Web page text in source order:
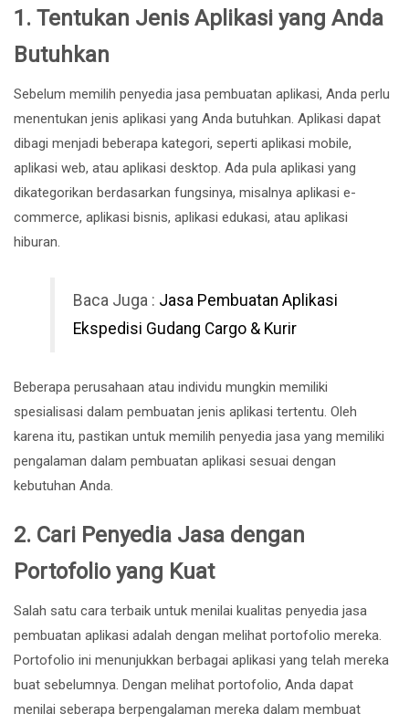
1. Tentukan Jenis Aplikasi yang Anda
Butuhkan
Sebelum memilih penyedia jasa pembuatan aplikasi, Anda perlu
menentukan jenis aplikasi yang Anda butuhkan. Aplikasi dapat
dibagi menjadi beberapa kategori, seperti aplikasi mobile,
aplikasi web, atau aplikasi desktop. Ada pula aplikasi yang
dikategorikan berdasarkan fungsinya, misalnya aplikasi e-
commerce, aplikasi bisnis, aplikasi edukasi, atau aplikasi
hiburan.
Baca Juga : Jasa Pembuatan Aplikasi
Ekspedisi Gudang Cargo & Kurir
Beberapa perusahaan atau individu mungkin memiliki
spesialisasi dalam pembuatan jenis aplikasi tertentu. Oleh
karena itu, pastikan untuk memilih penyedia jasa yang memiliki
pengalaman dalam pembuatan aplikasi sesuai dengan
kebutuhan Anda.
2. Cari Penyedia Jasa dengan
Portofolio yang Kuat
Salah satu cara terbaik untuk menilai kualitas penyedia jasa
pembuatan aplikasi adalah dengan melihat portofolio mereka.
Portofolio ini menunjukkan berbagai aplikasi yang telah mereka
buat sebelumnya. Dengan melihat portofolio, Anda dapat
menilai seberapa berpengalaman mereka dalam membuat